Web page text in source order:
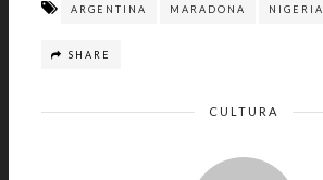
ARGENTINA MARADONA NIGERIA
SHARE
CULTURA